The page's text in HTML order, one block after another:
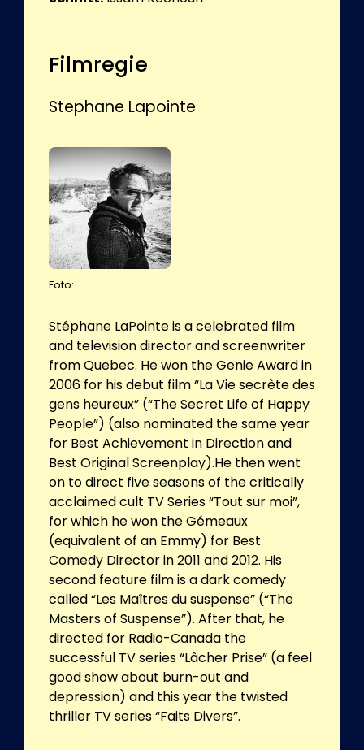
Filmregie
Stephane Lapointe
Foto:
Stéphane LaPointe is a celebrated film
and television director and screenwriter
from Quebec. He won the Genie Award in
2006 for his debut film “La Vie secrète des
gens heureux” (“The Secret Life of Happy
People”) (also nominated the same year
for Best Achievement in Direction and
Best Original Screenplay).He then went
on to direct five seasons of the critically
acclaimed cult TV Series “Tout sur moi”,
for which he won the Gémeaux
(equivalent of an Emmy) for Best
Comedy Director in 2011 and 2012. His
second feature film is a dark comedy
called “Les Maîtres du suspense” (“The
Masters of Suspense”). After that, he
directed for Radio-Canada the
successful TV series “Lâcher Prise” (a feel
good show about burn-out and
depression) and this year the twisted
thriller TV series “Faits Divers”.